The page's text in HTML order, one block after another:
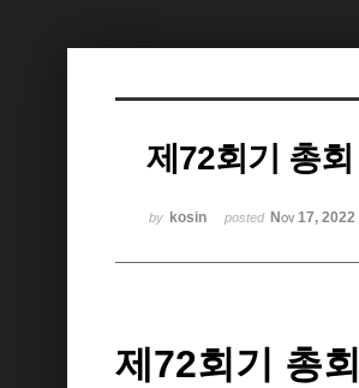
제72회기 총
by kosin posted Nov 17, 2022
제72회기 총
케치북5
케치북5